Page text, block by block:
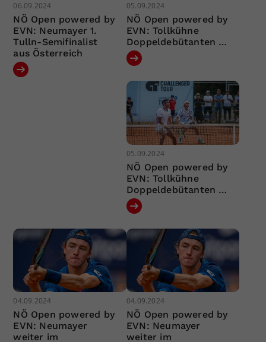
06.09.2024
NÖ Open powered by
EVN: Neumayer 1.
Tulln-Semifinalist
aus Österreich
05.09.2024
NÖ Open powered by
EVN: Tollkühne
Doppeldebütanten …
05.09.2024
NÖ Open powered by
EVN: Tollkühne
Doppeldebütanten …
04.09.2024
NÖ Open powered by
EVN: Neumayer
weiter im
04.09.2024
NÖ Open powered by
EVN: Neumayer
weiter im